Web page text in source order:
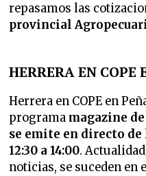
repasamos las
provincial
HERRERA EN COPE
Herrera en COPE en
programa magazine de
se emite en directo de
12:30 a 14:00.
noticias, se suceden en